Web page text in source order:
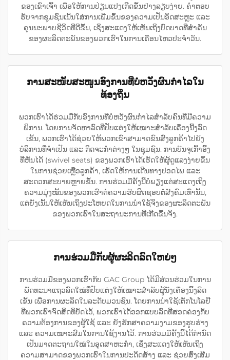
ຂອງເຂົາເຈົ້າ ເພື່ອໃຫ້ການປ່ຽນແປງເກີດຂຶ້ນຢ່າງລຽບງ່າຍ. ຄຳຕອບ
ຮັບຈາກຊຸມຊົນເນັ້ນໃສ່ການເພີ່ມຂຶ້ນຂອງຄວາມເປັນອິດສະຫຼະ ແລະ
ຄຸນນະພາບຊີວິດທີ່ດີຂຶ້ນ, ເຊິ່ງສະແດງໃຫ້ເຫັນເຖິງບົດບາດທີ່ສຳຄັນ
ຂອງຜະລິດຕະພັນຂອງພວກເຮົາໃນການເຄື່ອນໄຫວປະຈຳວັນ.
ການສະໜັບສະໜູນອົງການທີ່ບໍ່ຫວັງຜົນກຳໄລໃນ
ທ້ອງຖິ່ນ
ພວກເຮົາໄດ້ຮ່ວມມືກັບອົງການທີ່ບໍ່ຫວັງຜົນກຳໄລສຳລັບຄົນທີ່ມີຄວາມ
ພິການ. ໂດຍການຈັດຫາລົດທີ່ປັບແຕ່ງໃຫ້ເໝາະສຳລັບເຄື່ອງນີ້ງລົດ
ເຂັ້ນ, ພວກເຮົາໄດ້ຊ່ວຍໃຫ້ພວກເຂົາສາມາດຂົນສົ່ງລູກຄ້າໄປຍັງ
ບໍລິການທີ່ຈຳເປັນ ແລະ ກິດຈະກຳຕ່າງໆ ໃນຊຸມຊົນ. ການບັນຈຸເກົ້າອີ້ງ
ທີ່ຫັນໄດ້ (swivel seats) ຂອງພວກເຮົາໄດ້ເຮັດໃຫ້ຜູ້ດູແລງງ່າຍຂຶ້ນ
ໃນການຊ່ວຍເຫຼືອລູກຄ້າ, ເຮັດໃຫ້ການເດີນທາງປອດໄພ ແລະ
ສະດວກສະບາຍຫຼາຍຂຶ້ນ. ການຮ່ວມມືຄັ້ງນີ້ບໍ່ພຽງແຕ່ສະແດງເຖິງ
ຄວາມມຸ່ງໝັ້ນຂອງພວກເຮົາຕໍ່ຄວາມຮັບຜິດຊອບຕໍ່ສັງຄົມເທົ່ານັ້ນ,
ແຕ່ຍັງເນັ້ນໃຫ້ເຫັນເຖິງປະໂຫຍດໃນການນຳໃຊ້ຈິງຂອງຜະລິດຕະພັນ
ຂອງພວກເຮົາໃນສະຖານະການທີ່ເກີດຂື້ນຈິງ.
ການຮ່ວມມືກັບຜູ້ຜະລິດລົດໃຫຍ່ໆ
ການຮ່ວມມືຂອງພວກເຮົາກັບ GAC Group ໄດ້ມີສ່ວນຮ່ວມໃນການ
ພັດທະນາແຖວລົດໃໝ່ທີ່ປັບແຕ່ງໃຫ້ເໝາະສຳລັບຜູ້ນັ່ງເຄື່ອງນີ້ງລົດ
ເຂັ້ນ ເພື່ອການຜະລິດໃນລະດັບມວນຊົນ. ໂດຍການນຳໃຊ້ເຕັກໂນໂລຢີ
ທີ່ພວກເຮົາຈົດສິດທິບັດໄວ້, ພວກເຮົາໄດ້ອອກແບບລົດທີ່ສອດຄ່ອງກັບ
ຄວາມຕ້ອງການຂອງຜູ້ໃຊ້ ແລະ ຍັງຮັກສາຄວາມງາມຂອງຮູບຮ່າງ
ແລະ ຄວາມເໝາະສົມໃນການໃຊ້ງານໄວ້. ການຮ່ວມມືຄັ້ງນີ້ໄດ້ກຳນົດ
ເປັນມາດຕະຖານໃໝ່ໃນອຸດສາຫະກຳ, ເຊິ່ງສະແດງໃຫ້ເຫັນເຖິງ
ຄວາມສາມາດຂອງພວກເຮົາໃນການປະດິດສ້າງ ແລະ ຊ່ວຍສົ່ງເສີມ